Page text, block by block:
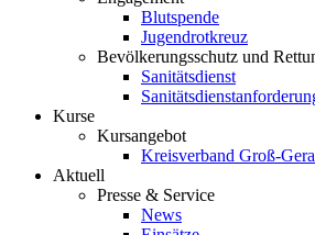
Blutspende
Jugendrotkreuz
Bevölkerungsschutz und
Sanitätsdienst
Kurse
Kursangebot
Kreisverband Groß-
Aktuell
Presse & Service
News